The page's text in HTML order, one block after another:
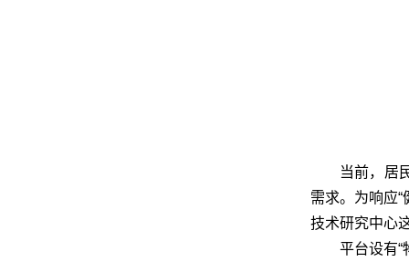
当前，居
需求。为响应
技术研究中心
平台设有“